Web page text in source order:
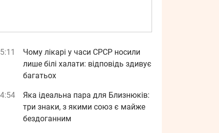
Чому лікарі у часи СРСР носили
лише білі халати: відповідь здивує
багатьох
Яка ідеальна пара для Близнюків:
три знаки, з якими союз є майже
бездоганним